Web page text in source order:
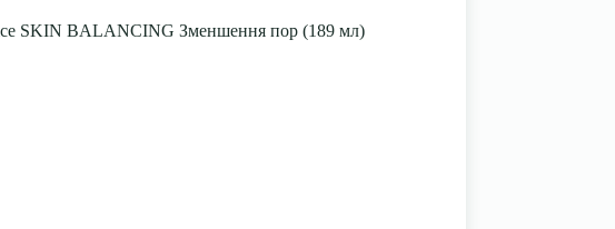
SKIN BALANCING Зменшення пор (189 мл)